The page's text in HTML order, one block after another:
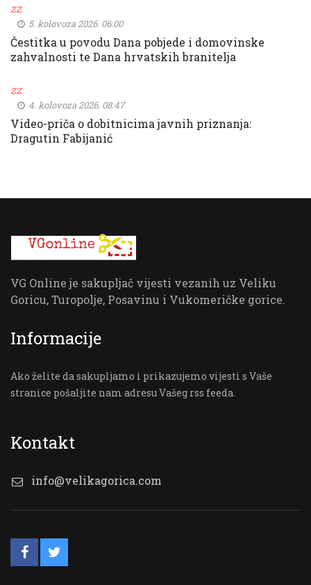
zz
5. kolovoza 2026. 06:00
Čestitka u povodu Dana pobjede i domovinske
zahvalnosti te Dana hrvatskih branitelja
zz
4. kolovoza 2026. 08:47
Video-priča o dobitnicima javnih priznanja:
Dragutin Fabijanić
VG Online je sakupljač vijesti vezanih uz Veliku
Goricu, Turopolje, Posavinu i Vukomeričke gorice.
Informacije
Ako želite da sakupljamo i prikazujemo vijesti s Vaše
stranice pošaljite nam adresu Vašeg rss feeda.
Kontakt
info@velikagorica.com